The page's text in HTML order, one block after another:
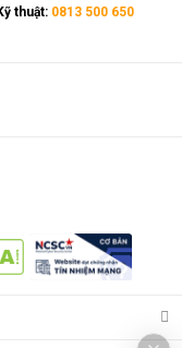
thuật: 0813 500 650